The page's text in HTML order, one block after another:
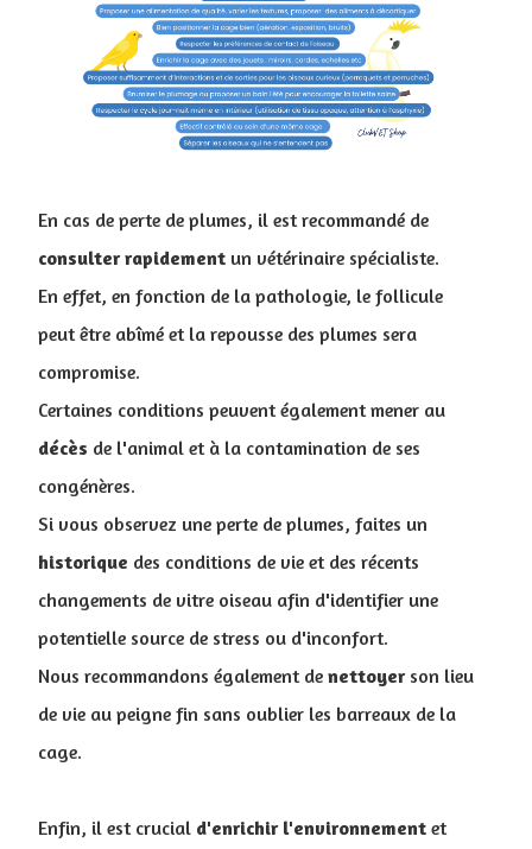
En cas de perte de plumes, il est recommandé de
consulter rapidement un vétérinaire spécialiste.
En effet, en fonction de la pathologie, le follicule
peut être abîmé et la repousse des plumes sera
compromise.
Certaines conditions peuvent également mener au
décès de l'animal et à la contamination de ses
congénères.
Si vous observez une perte de plumes, faites un
historique des conditions de vie et des récents
changements de vitre oiseau afin d'identifier une
potentielle source de stress ou d'inconfort.
Nous recommandons également de nettoyerson lieu
de vie au peigne fin sans oublier les barreaux de la
cage.
Enfin, il est crucial d'enrichir l'environnement et